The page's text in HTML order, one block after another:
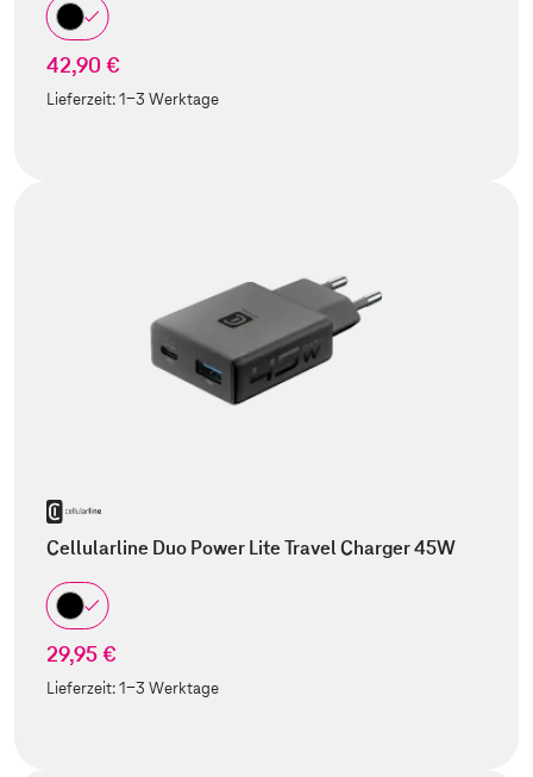
42,90 €
Lieferzeit:1-3 Werktage
Cellularline Duo Power Lite Travel Charger 45W
29,95 €
Lieferzeit:1-3 Werktage